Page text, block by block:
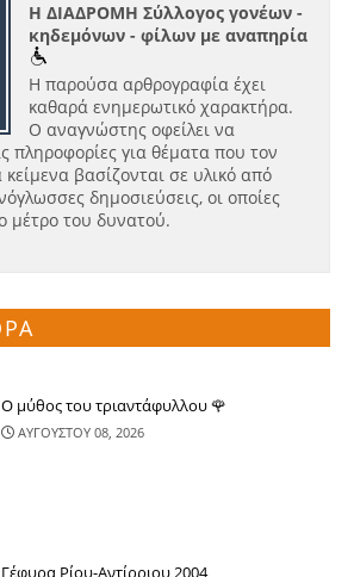
Η ΔΙΑΔΡΟΜΗ Σύλλογος γονέων -
κηδεμόνων - φίλων με αναπηρία
Η παρούσα αρθρογραφία έχει
καθαρά ενημερωτικό χαρακτήρα.
Ο αναγνώστης οφείλει να
πληροφορίες για θέματα που τον
βασίζονται σε υλικό από
δημοσιεύσεις, οι οποίες
μέτρο του δυνατού.
Ο μύθος του τριαντάφυλλου 🌹
ΑΥΓΟΥΣΤΟΥ 08, 2026
Γέφυρα Ρίου-Αντίρριου 2004